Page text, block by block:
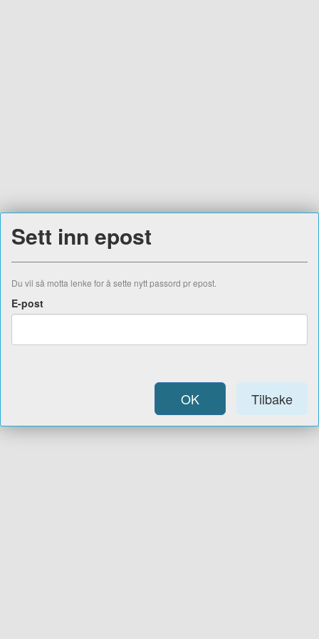
Sett inn epost
Du vil så motta lenke for å sette nytt passord pr epost.
E-post
OK Tilbake